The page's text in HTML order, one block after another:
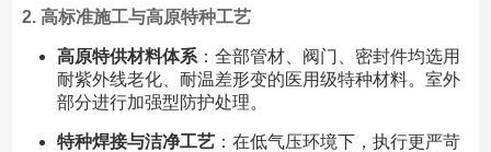
2. 高标准施工与高原特种工艺
高原特供材料体系：全部管材、阀门、密封件均选用
耐紫外线老化、耐温差形变的医用级特种材料。室外
部分进行加强型防护处理。
特种焊接与洁净工艺：在低气压环境下，执行更严苛